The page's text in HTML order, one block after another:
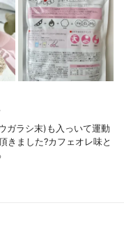
ガラシ末)も入っいて運動
きました?カフェオレ味と